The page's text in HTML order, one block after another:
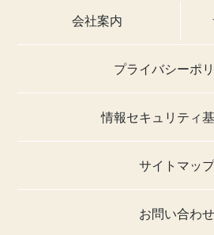
会社案内
プライバシーポ
情報セキュリティ
サイトマップ
お問い合わせ